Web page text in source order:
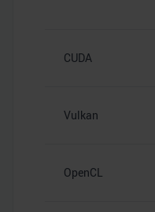
CUDA
Vulkan
OpenCL